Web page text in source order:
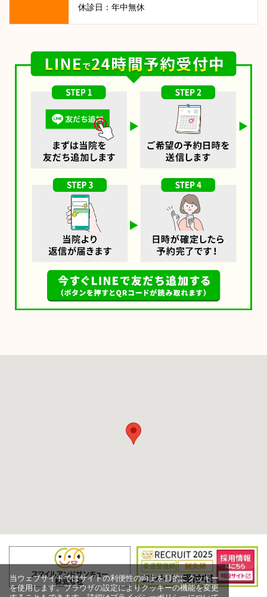
当ウェブサイトではサイトの利便性の向上を目的にクッキー
を使用します。ブラウザの設定によりクッキーの機能を変更
休診日：年中無休